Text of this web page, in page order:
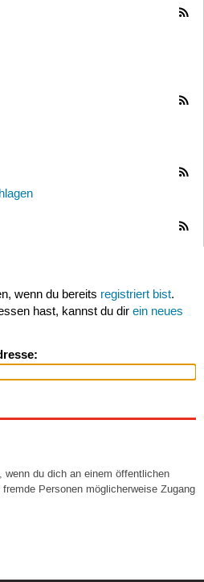
wenn du bereits registriert bist.
hast, kannst du dir ein neues
du dich an einem öffentlichen
Personen möglicherweise Zugang